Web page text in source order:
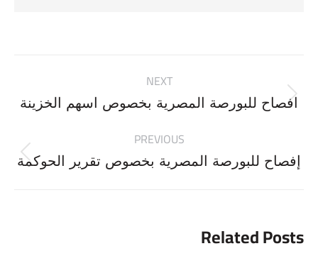
navigation
PREVIOUS
Previous
إفصاح للبورصة المصرية بخصوص تقرير الحوكمة
NEXT
Next
افصاح للبورصة المصرية بخصوص اسهم الخزينة
Related Posts